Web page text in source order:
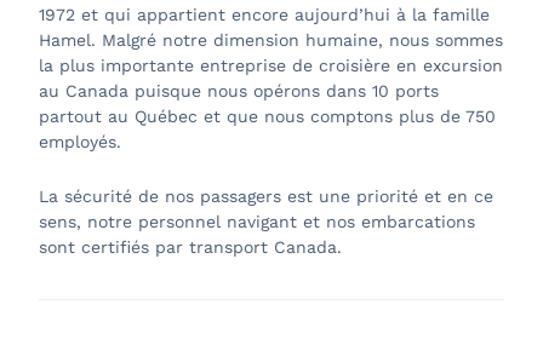
1972 et qui appartient encore aujourd’hui à la famille
Hamel. Malgré notre dimension humaine, nous sommes
la plus importante entreprise de croisière en excursion
au Canada puisque nous opérons dans 10 ports
partout au Québec et que nous comptons plus de 750
employés.
La sécurité de nos passagers est une priorité et en ce
sens, notre personnel navigant et nos embarcations
sont certifiés par transport Canada.